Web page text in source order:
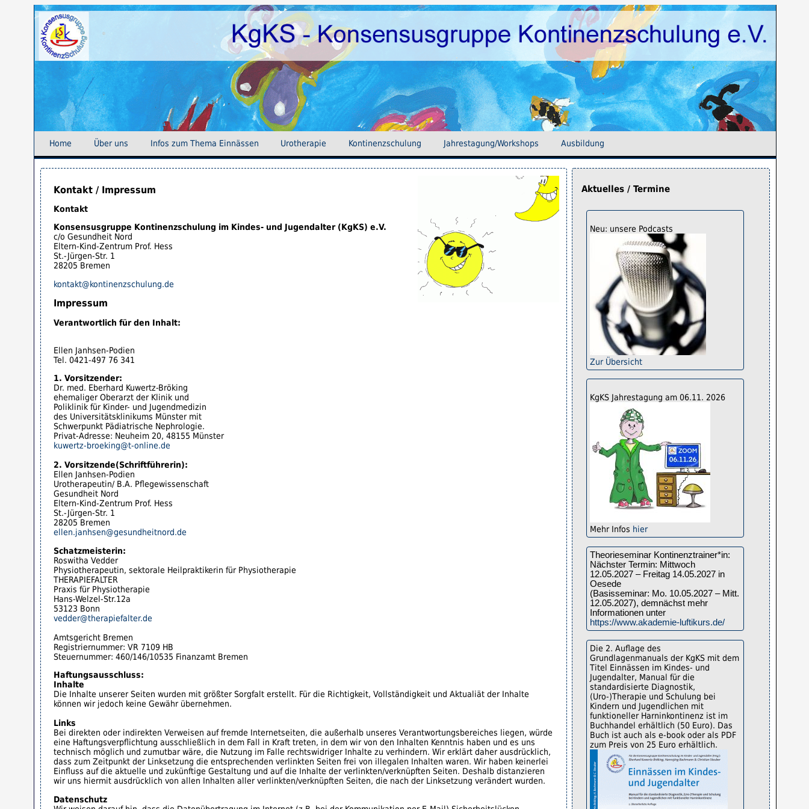
Home Über uns Infos zum Thema Einnässen Uro­therapie Kontinenz­schulung Jahres­tagung/Workshops Ausbildung
Kontakt / Impressum
Kontakt
Konsensusgruppe Kontinenzschulung im Kindes- und Jugendalter (KgKS) e.V.
c/o Gesundheit Nord
Eltern-Kind-Zentrum Prof. Hess
St.-Jürgen-Str. 1
28205 Bremen
kontakt@kontinenzschulung.de
Impressum
Verantwortlich für den Inhalt:
Ellen Janhsen-Podien
Tel. 0421-497 76 341
1. Vorsitzender:
Dr. med. Eberhard Kuwertz-Bröking
ehemaliger Oberarzt der Klinik und
Poliklinik für Kinder- und Jugendmedizin
des Universitätsklinikums Münster mit
Schwerpunkt Pädiatrische Nephrologie.
Privat-Adresse: Neuheim 20, 48155 Münster
kuwertz-broeking@t-online.de
2. Vorsitzende(Schriftführerin):
Ellen Janhsen-Podien
Urotherapeutin/ B.A. Pflegewissenschaft
Gesundheit Nord
Eltern-Kind-Zentrum Prof. Hess
St.-Jürgen-Str. 1
28205 Bremen
ellen.janhsen@gesundheitnord.de
Schatzmeisterin:
Roswitha Vedder
Physiotherapeutin, sektorale Heilpraktikerin für Physiotherapie
THERAPIEFALTER
Praxis für Physiotherapie
Hans-Welzel-Str.12a
53123 Bonn
vedder@therapiefalter.de
Amtsgericht Bremen
Registriernummer: VR 7109 HB
Steuernummer: 460/146/10535 Finanzamt Bremen
Haftungsausschluss:
Inhalte
Die Inhalte unserer Seiten wurden mit größter Sorgfalt erstellt. Für die Richtigkeit, Vollständigkeit und Aktualiät der Inhalte
können wir jedoch keine Gewähr übernehmen.
Links
Bei direkten oder indirekten Verweisen auf fremde Internetseiten, die außerhalb unseres Verantwortungsbereiches liegen, würde
eine Haftungsverpflichtung ausschließlich in dem Fall in Kraft treten, in dem wir von den Inhalten Kenntnis haben und es uns
technisch möglich und zumutbar wäre, die Nutzung im Falle rechtswidriger Inhalte zu verhindern. Wir erklärt daher ausdrücklich,
dass zum Zeitpunkt der Linksetzung die entsprechenden verlinkten Seiten frei von illegalen Inhalten waren. Wir haben keinerlei
Einfluss auf die aktuelle und zukünftige Gestaltung und auf die Inhalte der verlinkten/verknüpften Seiten. Deshalb distanzieren
wir uns hiermit ausdrücklich von allen Inhalten aller verlinkten/verknüpften Seiten, die nach der Linksetzung verändert wurden.
Datenschutz
Aktuelles / Termine